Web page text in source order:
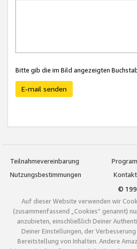
Bitte gib die im Bild angezeigten
E-mail senden
Teilnahmevereinbarung
Nutzungsbestimmungen
©
Auf dieser Website verwenden wir
(zusammenfassend „Cookies“ genannt)
anzubieten, einschließlich Deiner
Deiner Einstellungen, der
Bereitstellung von Inhalten. Andere